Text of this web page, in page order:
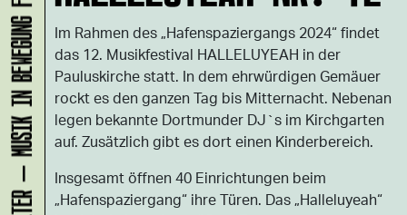
Im Rahmen des „Hafenspaziergangs 2024“ findet
das 12. Musikfestival HALLELUYEAH in der
Pauluskirche statt. In dem ehrwürdigen Gemäuer
rockt es den ganzen Tag bis Mitternacht. Nebenan
legen bekannte Dortmunder DJ`s im Kirchgarten
auf. Zusätzlich gibt es dort einen Kinderbereich.
Insgesamt öffnen 40 Einrichtungen beim
„Hafenspaziergang“ ihre Türen. Das „Halleluyeah“